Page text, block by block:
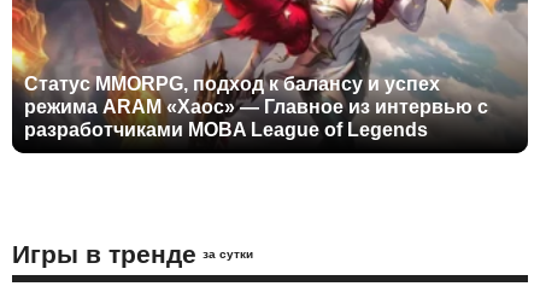
Статус MMORPG, подход к балансу и успех
режима ARAM «Хаос» — Главное из интервью с
разработчиками MOBA League of Legends
Игры в тренде за сутки